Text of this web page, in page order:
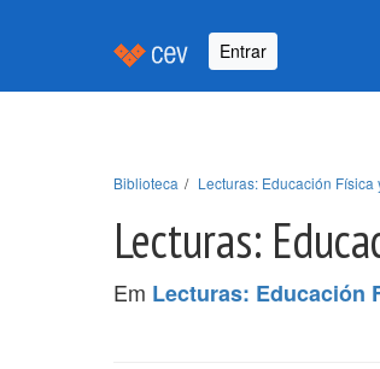
Entrar
Biblioteca Lecturas: Educación Física
Lecturas:
Em Lecturas: Educación